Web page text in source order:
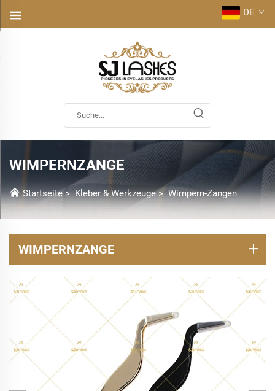
DE
WIMPERNZANGE
Startseite>Kleber & Werkzeuge>Wimpern-Zangen
WIMPERNZANGE